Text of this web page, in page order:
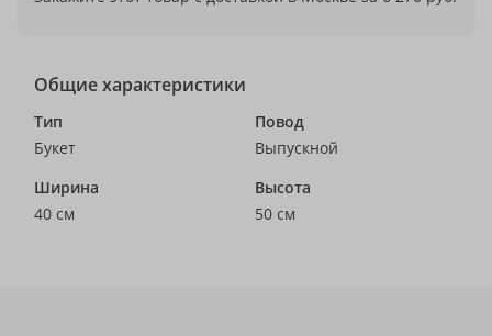
Общие характеристики
Тип
Букет
Повод
Выпускной
Ширина
40 см
Высота
50 см